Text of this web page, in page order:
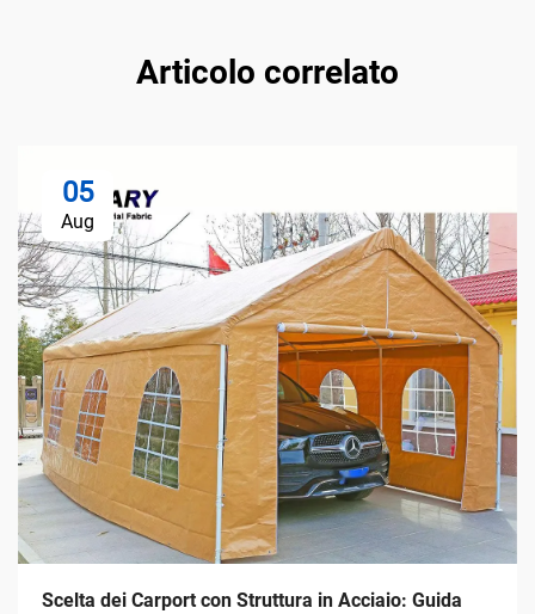
Articolo correlato
05
Aug
Scelta dei Carport con Struttura in Acciaio: Guida